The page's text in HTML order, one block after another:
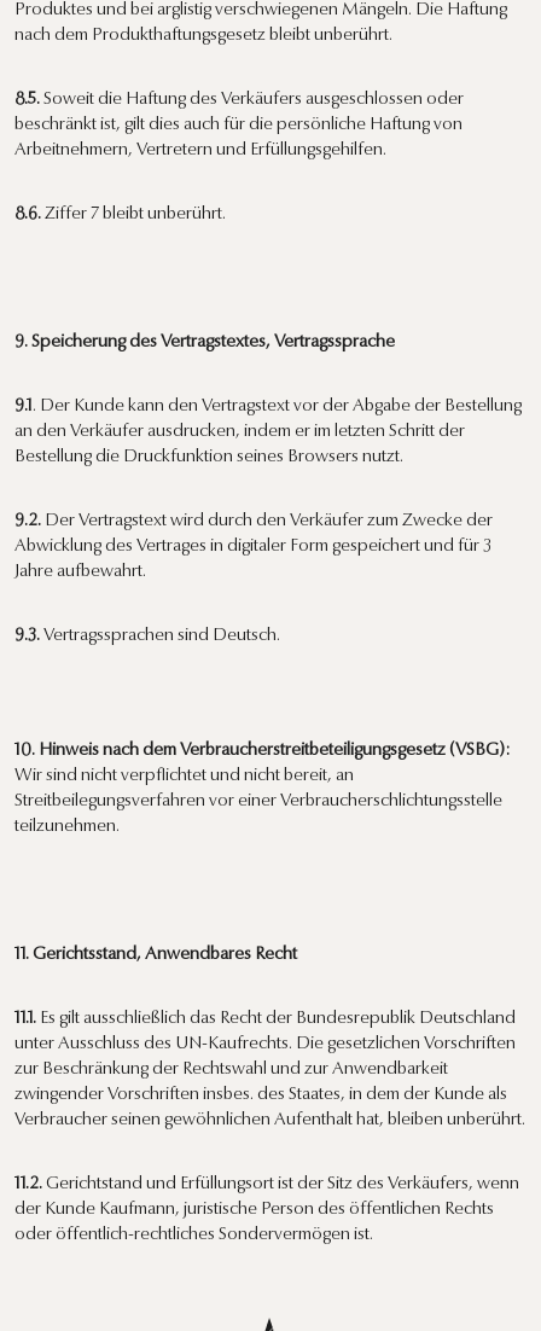
Produktes und bei arglistig verschwiegenen Mängeln. Die Haftung
nach dem Produkthaftungsgesetz bleibt unberührt.
8.5. Soweit die Haftung des Verkäufers ausgeschlossen oder
beschränkt ist, gilt dies auch für die persönliche Haftung von
Arbeitnehmern, Vertretern und Erfüllungsgehilfen.
8.6. Ziffer 7 bleibt unberührt.
9. Speicherung des Vertragstextes, Vertragssprache
9.1. Der Kunde kann den Vertragstext vor der Abgabe der Bestellung
an den Verkäufer ausdrucken, indem er im letzten Schritt der
Bestellung die Druckfunktion seines Browsers nutzt.
9.2. Der Vertragstext wird durch den Verkäufer zum Zwecke der
Abwicklung des Vertrages in digitaler Form gespeichert und für 3
Jahre aufbewahrt.
9.3. Vertragssprachen sind Deutsch.
10. Hinweis nach dem Verbraucherstreitbeteiligungsgesetz (VSBG):
Wir sind nicht verpflichtet und nicht bereit, an
Streitbeilegungsverfahren vor einer Verbraucherschlichtungsstelle
teilzunehmen.
11. Gerichtsstand, Anwendbares Recht
11.1. Es gilt ausschließlich das Recht der Bundesrepublik Deutschland
unter Ausschluss des UN-Kaufrechts. Die gesetzlichen Vorschriften
zur Beschränkung der Rechtswahl und zur Anwendbarkeit
zwingender Vorschriften insbes. des Staates, in dem der Kunde als
Verbraucher seinen gewöhnlichen Aufenthalt hat, bleiben unberührt.
11.2. Gerichtstand und Erfüllungsort ist der Sitz des Verkäufers, wenn
der Kunde Kaufmann, juristische Person des öffentlichen Rechts
oder öffentlich-rechtliches Sondervermögen ist.